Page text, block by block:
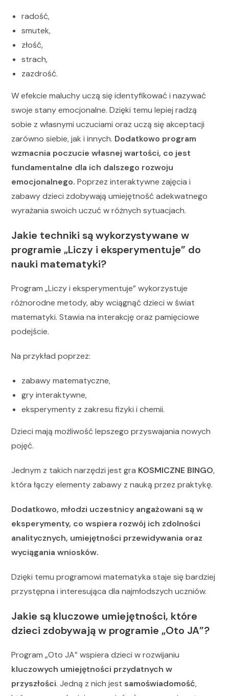
radość,
smutek,
złość,
strach,
zazdrość.
W efekcie maluchy uczą się identyfikować i nazywać
swoje stany emocjonalne. Dzięki temu lepiej radzą
sobie z własnymi uczuciami oraz uczą się akceptacji
zarówno siebie, jak i innych. Dodatkowo program
wzmacnia poczucie własnej wartości, co jest
fundamentalne dla ich dalszego rozwoju
emocjonalnego. Poprzez interaktywne zajęcia i
zabawy dzieci zdobywają umiejętność adekwatnego
wyrażania swoich uczuć w różnych sytuacjach.
Jakie techniki są wykorzystywane w
programie „Liczy i eksperymentuje” do
nauki matematyki?
Program „Liczy i eksperymentuje” wykorzystuje
różnorodne metody, aby wciągnąć dzieci w świat
matematyki. Stawia na interakcję oraz pamięciowe
podejście.
Na przykład poprzez:
zabawy matematyczne,
gry interaktywne,
eksperymenty z zakresu fizyki i chemii.
Dzieci mają możliwość lepszego przyswajania nowych
pojęć.
Jednym z takich narzędzi jest gra KOSMICZNE BINGO,
która łączy elementy zabawy z nauką przez praktykę.
Dodatkowo, młodzi uczestnicy angażowani są w
eksperymenty, co wspiera rozwój ich zdolności
analitycznych, umiejętności przewidywania oraz
wyciągania wniosków.
Dzięki temu programowi matematyka staje się bardziej
przystępna i interesująca dla najmłodszych uczniów.
Jakie są kluczowe umiejętności, które
dzieci zdobywają w programie „Oto JA”?
Program „Oto JA” wspiera dzieci w rozwijaniu
kluczowych umiejętności przydatnych w
przyszłości. Jedną z nich jest samoświadomość,